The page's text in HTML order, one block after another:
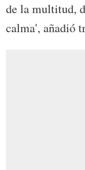
de la multitud,
calma', añadió